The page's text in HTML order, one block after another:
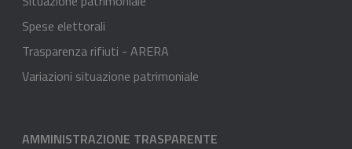
Spese elettorali
Trasparenza rifiuti - ARERA
Variazioni situazione patrimoniale
AMMINISTRAZIONE TRASPARENTE